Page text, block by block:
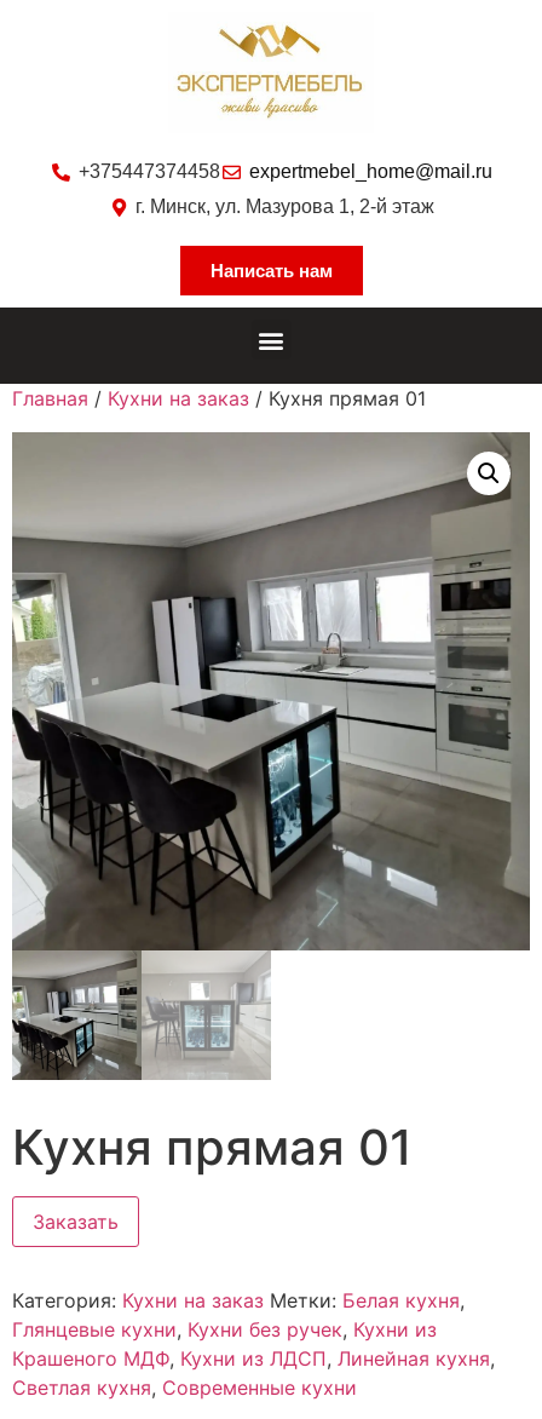
+375447374458
expertmebel_home@mail.ru
г. Минск, ул. Мазурова 1, 2-й этаж
Написать нам
Главная / Кухни на заказ / Кухня прямая 01
Кухня прямая 01
Заказать
Категория: Кухни на заказ Метки: Белая кухня,
Глянцевые кухни, Кухни без ручек, Кухни из
Крашеного МДФ, Кухни из ЛДСП, Линейная кухня,
Светлая кухня, Современные кухни